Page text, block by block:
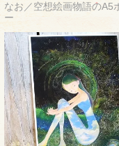
なお／空想絵画物語のA5
ー